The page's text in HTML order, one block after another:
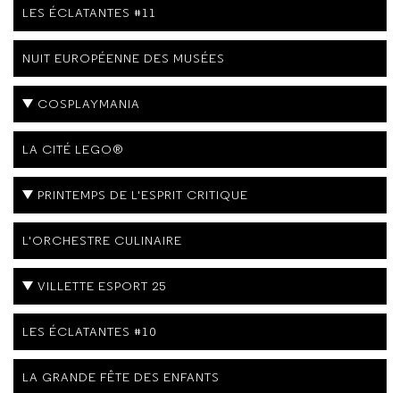
LES ÉCLATANTES #11
NUIT EUROPÉENNE DES MUSÉES
COSPLAYMANIA
LA CITÉ LEGO®
PRINTEMPS DE L'ESPRIT CRITIQUE
L'ORCHESTRE CULINAIRE
VILLETTE ESPORT 25
LES ÉCLATANTES #10
LA GRANDE FÊTE DES ENFANTS